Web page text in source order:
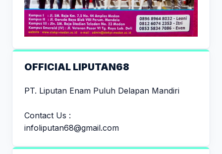
OFFICIAL LIPUTAN68
PT. Liputan Enam Puluh Delapan Mandiri
Contact Us :
infoliputan68@gmail.com